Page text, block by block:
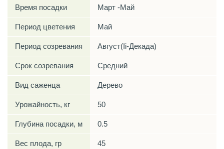
Время посадки Март -Май
Период цветения Май
Период созревания Август(Ii-Декада)
Срок созревания Средний
Вид саженца Дерево
Урожайность, кг 50
Глубина посадки, м 0.5
Вес плода, гр 45